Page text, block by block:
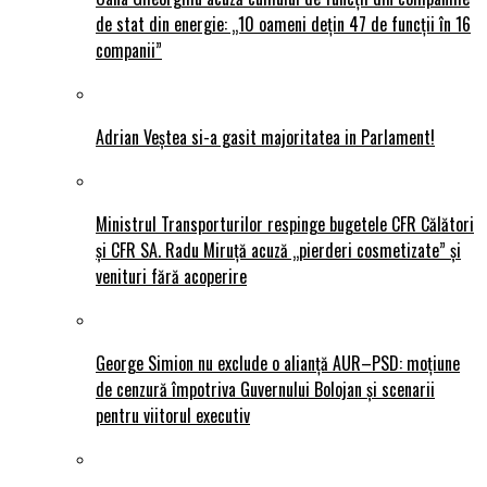
de stat din energie: „10 oameni dețin 47 de funcții în 16
companii”
Adrian Veștea si-a gasit majoritatea in Parlament!
Ministrul Transporturilor respinge bugetele CFR Călători
și CFR SA. Radu Miruță acuză „pierderi cosmetizate” și
venituri fără acoperire
George Simion nu exclude o alianță AUR–PSD: moțiune
de cenzură împotriva Guvernului Bolojan și scenarii
pentru viitorul executiv